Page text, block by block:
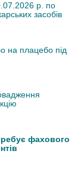
р. по
засобів
на плацебо під
фахового